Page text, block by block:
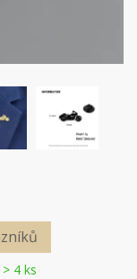
> 4 ks